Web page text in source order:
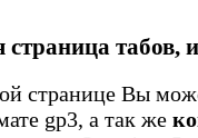
страница табов,
странице Вы
gp3, а так же